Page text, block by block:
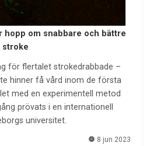
hopp om snabbare och bättre
stroke
för flertalet strokedrabbade –
hinner få vård inom de första
med en experimentell metod
prövats i en internationell
universitet.
8 jun 2023